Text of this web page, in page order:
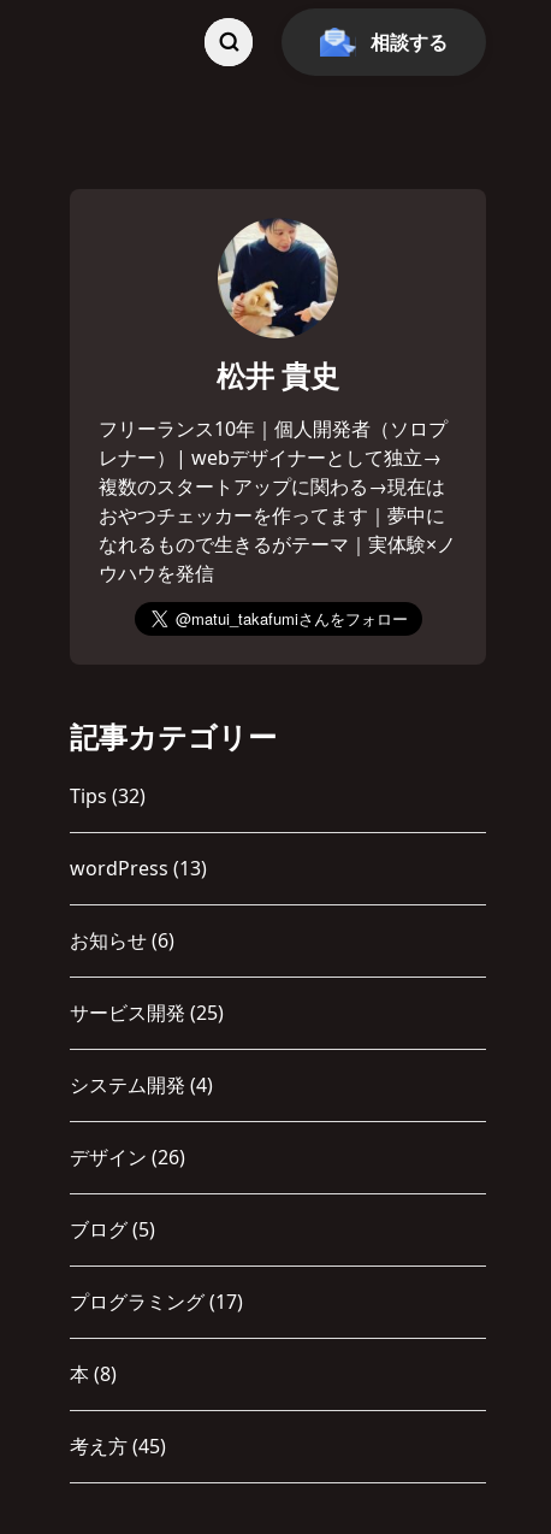
相談する
松井 貴史
フリーランス10年｜個人開発者（ソロプ
レナー）| webデザイナーとして独立→
複数のスタートアップに関わる→現在は
おやつチェッカーを作ってます｜夢中に
なれるもので生きるがテーマ｜実体験×ノ
ウハウを発信
記事カテゴリー
Tips (32)
wordPress (13)
お知らせ(6)
サービス開発 (25)
システム開発 (4)
デザイン (26)
ブログ(5)
プログラミング(17)
本 (8)
考え方(45)